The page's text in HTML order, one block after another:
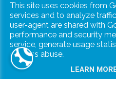
This site uses cookies from
services and to analyze
user-agent are shared with
performance and security
service, generate usage
address abuse.
LEARN